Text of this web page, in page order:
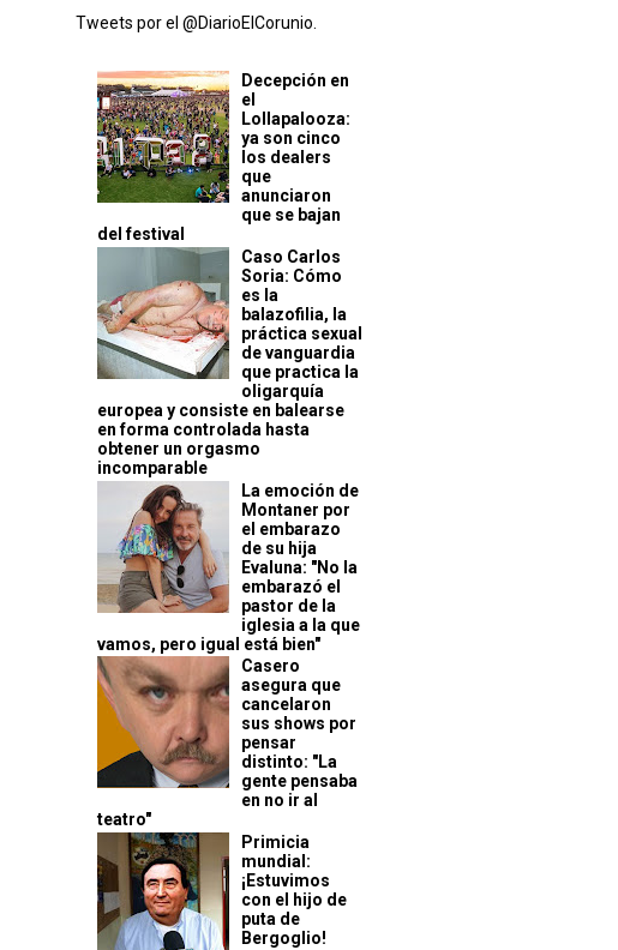
Tweets por el @DiarioElCorunio.
Decepción en
el
Lollapalooza:
ya son cinco
los dealers
que
anunciaron
que se bajan
del festival
Caso Carlos
Soria: Cómo
es la
balazofilia, la
práctica sexual
de vanguardia
que practica la
oligarquía
europea y consiste en balearse
en forma controlada hasta
obtener un orgasmo
incomparable
La emoción de
Montaner por
el embarazo
de su hija
Evaluna: "No la
embarazó el
pastor de la
iglesia a la que
vamos, pero igual está bien"
Casero
asegura que
cancelaron
sus shows por
pensar
distinto: "La
gente pensaba
en no ir al
teatro"
Primicia
mundial:
¡Estuvimos
con el hijo de
puta de
Bergoglio!